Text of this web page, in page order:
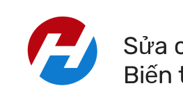
content
Sửa
Biến